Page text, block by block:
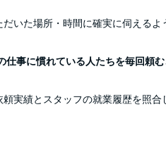
だいた場所・時間に確実に伺える
仕事に慣れている人たちを毎回頼
頼実績とスタッフの就業履歴を照